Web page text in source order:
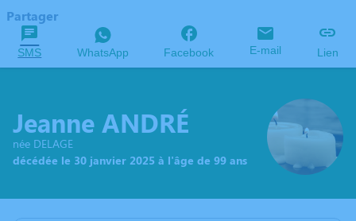
Partager
SMS WhatsApp Facebook E-mail Lien
Jeanne ANDRÉ
née DELAGE
décédée le 30 janvier 2025 à l'âge de 99 ans